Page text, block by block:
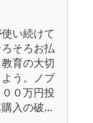
い続けて
そろお払
育の大切
う。ノブ
０万円投
入の破…